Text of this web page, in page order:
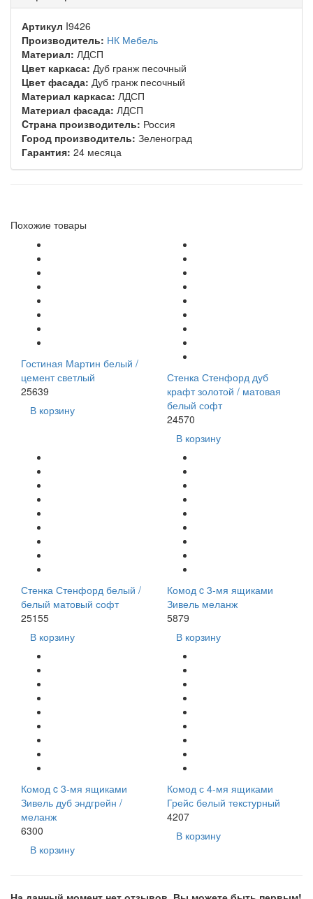
Артикул I9426
Производитель: НК Мебель
Материал: ЛДСП
Цвет каркаса: Дуб гранж песочный
Цвет фасада: Дуб гранж песочный
Материал каркаса: ЛДСП
Материал фасада: ЛДСП
Cтрана производитель: Россия
Город производитель: Зеленоград
Гарантия: 24 месяца
Похожие товары
Гостиная Мартин белый /
цемент светлый
25639
В корзину
Стенка Стенфорд дуб
крафт золотой / матовая
белый софт
24570
В корзину
Стенка Стенфорд белый /
белый матовый софт
25155
В корзину
Комод c 3-мя ящиками
Зивель меланж
5879
В корзину
Комод c 3-мя ящиками
Зивель дуб эндгрейн /
меланж
6300
В корзину
Комод с 4-мя ящиками
Грейс белый текстурный
4207
В корзину